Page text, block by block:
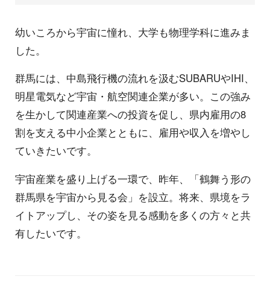
幼いころから宇宙に憧れ、大学も物理学科に進みま
した。
群馬には、中島飛行機の流れを汲むSUBARUやIHI、
明星電気など宇宙・航空関連企業が多い。この強み
を生かして関連産業への投資を促し、県内雇用の8
割を支える中小企業とともに、雇用や収入を増やし
ていきたいです。
宇宙産業を盛り上げる一環で、昨年、「鶴舞う形の
群馬県を宇宙から見る会」を設立。将来、県境をラ
イトアップし、その姿を見る感動を多くの方々と共
有したいです。